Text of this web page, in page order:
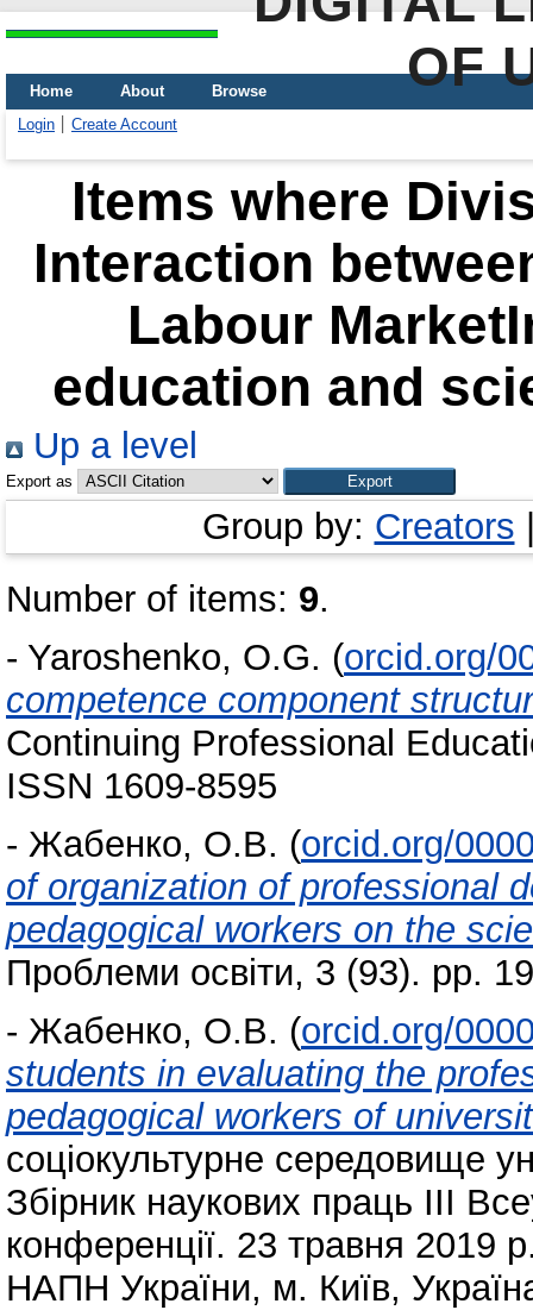
OF
Home About
Browse
Login
Create Account
Items where
Interaction
Labour
education and
Up a level
Export as
Group by: Creators
Number of items: 9.
- Yaroshenko, O.G. (orcid.org/
competence component
Continuing Professional
ISSN 1609-8595
- Жабенко, О.В. (orcid.org/
of organization of professional
pedagogical workers on the
Проблеми освіти, 3 (93). pp.
- Жабенко, О.В. (orcid.org/
students in evaluating the
pedagogical workers of
соціокультурне середовище
Збірник наукових праць ІІІ
конференції. 23 травня 2019
НАПН України, м. Київ,